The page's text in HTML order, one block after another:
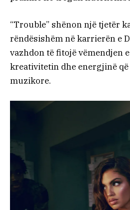
“Trouble” shënon një tjetër
rëndësishëm në karrierën e
vazhdon të fitojë vëmendjen
kreativitetin dhe energjinë që
muzikore.